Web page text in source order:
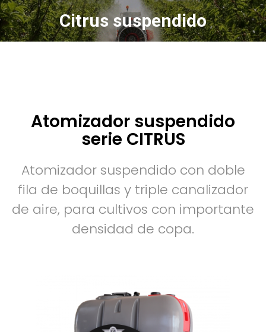
Citrus suspendido
Atomizador suspendido
serie CITRUS
Atomizador suspendido con doble
fila de boquillas y triple canalizador
de aire, para cultivos con importante
densidad de copa.